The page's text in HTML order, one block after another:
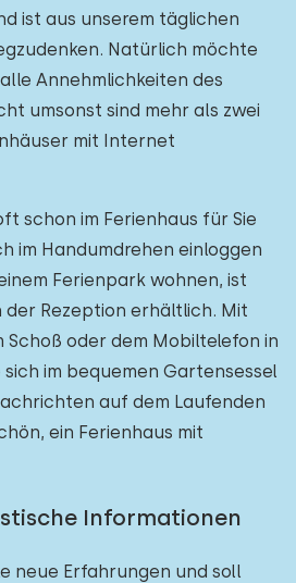
ist aus unserem täglichen
Natürlich möchte
Annehmlichkeiten des
umsonst sind mehr als zwei
mit Internet
schon im Ferienhaus für Sie
im Handumdrehen einloggen
Ferienpark wohnen, ist
der Rezeption erhältlich. Mit
oder dem Mobiltelefon in
sich im bequemen Gartensessel
auf dem Laufenden
ein Ferienhaus mit
Informationen
neue Erfahrungen und soll